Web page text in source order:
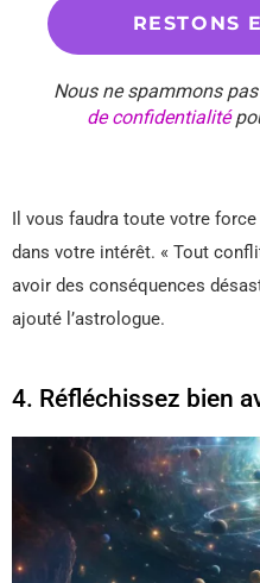
Nous ne spammons
de confidentialité
Il vous faudra toute votre
dans votre intérêt. « Tout
avoir des conséquences
ajouté l’astrologue.
4. Réfléchissez bien